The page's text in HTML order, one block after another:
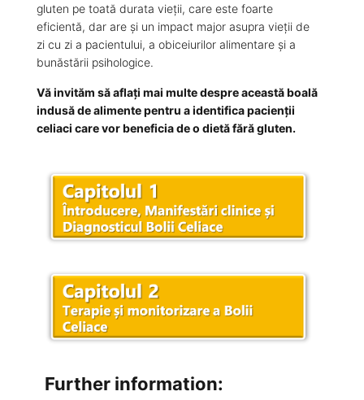
gluten pe toată durata vieții, care este foarte
eficientă, dar are și un impact major asupra vieții de
zi cu zi a pacientului, a obiceiurilor alimentare și a
bunăstării psihologice.
Vă invităm să aflați mai multe despre această boală
indusă de alimente pentru a identifica pacienții
celiaci care vor beneficia de o dietă fără gluten.
Further information: